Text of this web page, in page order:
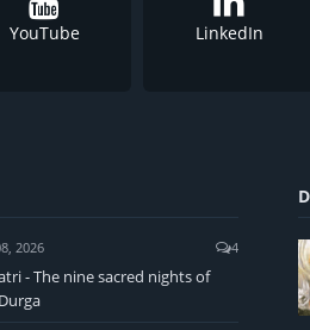
YouTube LinkedIn
2026 4
- The nine sacred nights of